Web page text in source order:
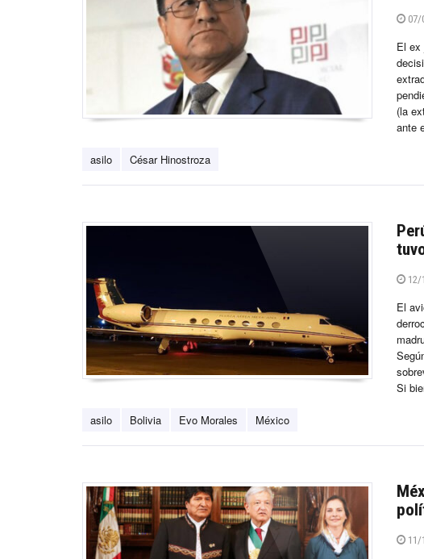
07/
El ex
(la
ante
asilo César Hinostroza
12/
El
Si
asilo Bolivia Evo Morales México
11/